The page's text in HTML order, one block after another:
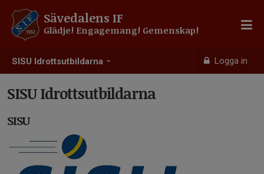
SISU Idrottsutbildarna Logga in
Sävedalens IF
Glädje! Engagemang! Gemenskap!
SISU Idrottsutbildarna
SISU